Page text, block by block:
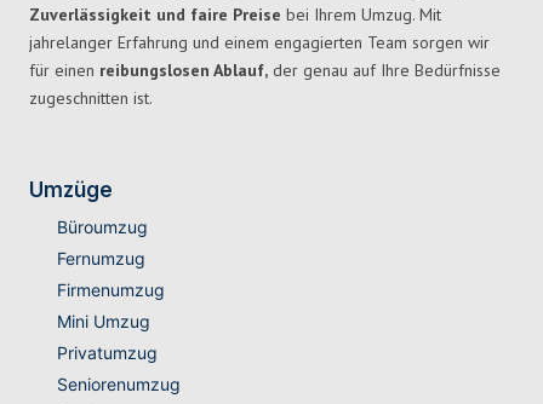
Zuverlässigkeit und faire Preise bei Ihrem Umzug. Mit
jahrelanger Erfahrung und einem engagierten Team sorgen wir
für einen reibungslosen Ablauf, der genau auf Ihre Bedürfnisse
zugeschnitten ist.
Umzüge
Büroumzug
Fernumzug
Firmenumzug
Mini Umzug
Privatumzug
Seniorenumzug